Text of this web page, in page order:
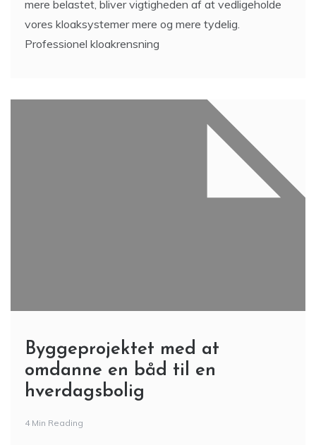
mere belastet, bliver vigtigheden af at vedligeholde
vores kloaksystemer mere og mere tydelig.
Professionel kloakrensning
Byggeprojektet med at
omdanne en båd til en
hverdagsbolig
4 Min Reading